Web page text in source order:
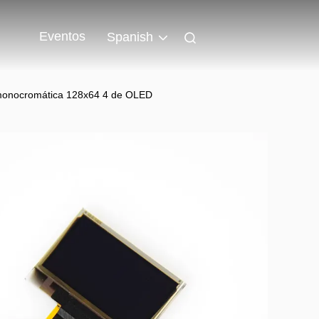
Eventos Spanish
128x64 4 de OLED